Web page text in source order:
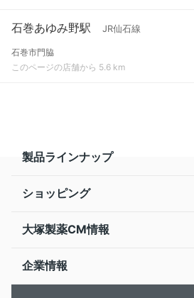
石巻あゆみ野駅 JR仙石線
石巻市門脇
このページの店舗から 5.6 km
製品ラインナップ
ショッピング
大塚製薬CM情報
企業情報